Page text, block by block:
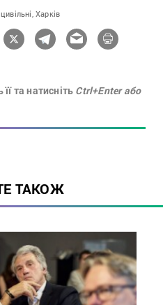
Харків
та натисніть Ctrl+Enter або
ТАКОЖ